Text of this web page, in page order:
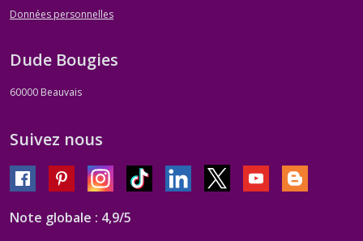
Données personnelles
Dude Bougies
60000 Beauvais
Suivez nous
Note globale : 4,9/5